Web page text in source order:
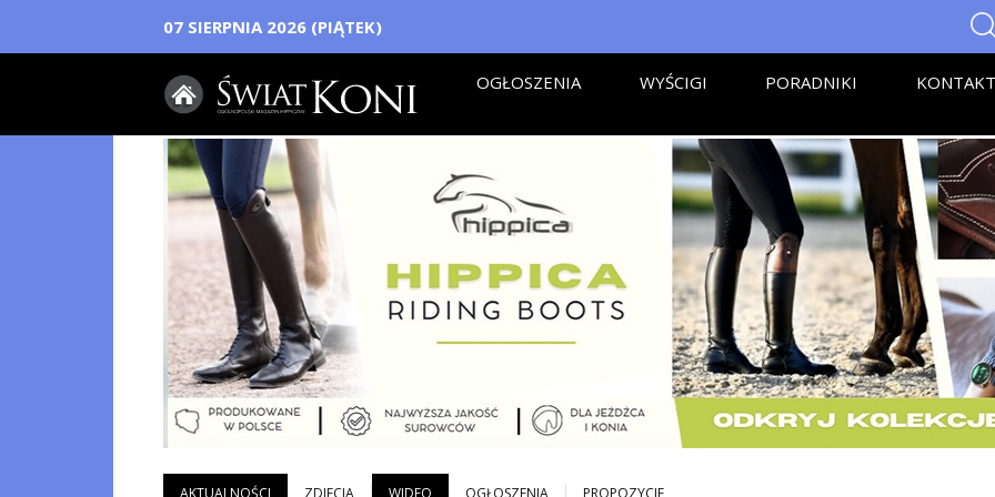
07 SIERPNIA 2026 (PIĄTEK)
OGŁOSZENIA WYŚCIGI PORADNIKI KONTAKT
AKTUALNOŚCI ZDJECIA WIDEO OGŁOSZENIA PROPOZYCJE